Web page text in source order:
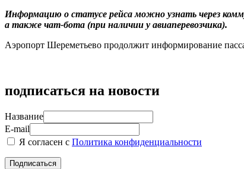
Информацию о статусе рейса можно узнать через
а также чат-бота (при наличии у авиаперевозчика).
Аэропорт Шереметьево продолжит информирование
подписаться на новости
Название
E-mail
Я согласен с Политика конфиденциальности